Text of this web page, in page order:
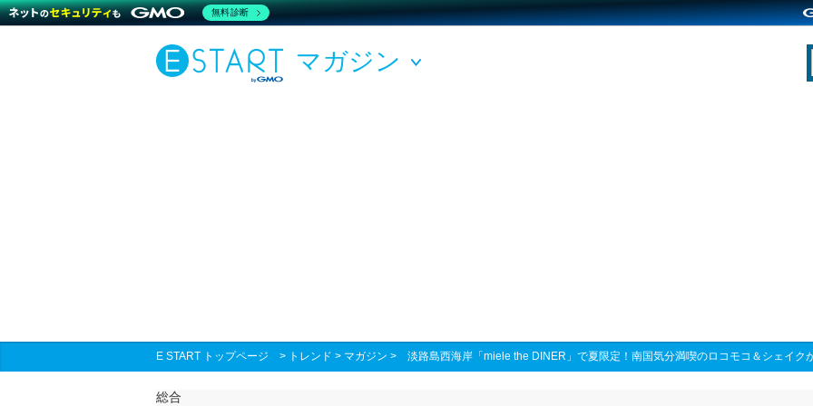
マガジン
E START トップページ > トレンド > マガジン > 淡路島西海岸「miele the DINER」で夏限定！南国気分満喫のロコモコ＆シェイク
総合
無料診断